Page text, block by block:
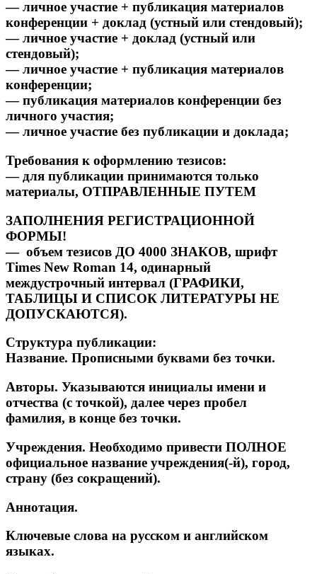
— личное участие + публикация материалов
конференции + доклад (устный или стендовый);
—личное участие + доклад (устный или
стендовый);
—личное участие + публикация материалов
конференции;
—публикация материалов конференции без
личного участия;
—личное участие без публикации и доклада;
Требования к оформлению тезисов:
— для публикации принимаются только
материалы, ОТПРАВЛЕННЫЕ ПУТЕМ
ЗАПОЛНЕНИЯ РЕГИСТРАЦИОННОЙ
ФОРМЫ!
— объем тезисов ДО 4000 ЗНАКОВ, шрифт
Times New Roman 14, одинарный
междустрочный интервал (ГРАФИКИ,
ТАБЛИЦЫ И СПИСОК ЛИТЕРАТУРЫ НЕ
ДОПУСКАЮТСЯ).
Структура публикации:
Название. Прописными буквами без точки.
Авторы. Указываются инициалы имени и
отчества (с точкой), далее через пробел
фамилия, в конце без точки.
Учреждения. Необходимо привести ПОЛНОЕ
официальное название учреждения(-й), город,
страну (без сокращений).
Аннотация.
Ключевые слова на русском и английском
языках.